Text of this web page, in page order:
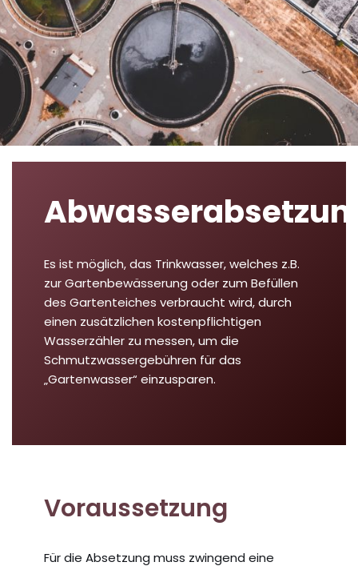
Es ist möglich, das Trinkwasser, welches z.B.
zur Gartenbewässerung oder zum Befüllen
des Gartenteiches verbraucht wird, durch
einen zusätzlichen kostenpflichtigen
Wasserzähler zu messen, um die
Schmutzwassergebühren für das
„Gartenwasser“ einzusparen.
Voraussetzung
Für die Absetzung muss zwingend eine